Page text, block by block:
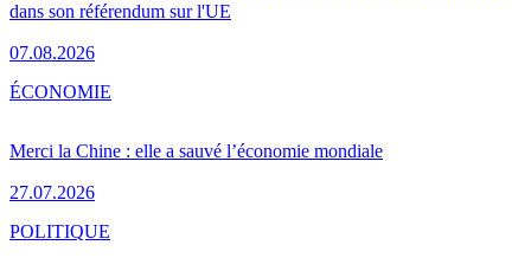
dans son référendum sur l'UE
07.08.2026
Merci la Chine : elle a sauvé l’économie mondiale
27.07.2026
ÉCONOMIE
POLITIQUE